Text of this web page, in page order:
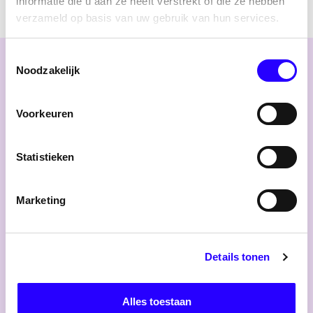
verzameld op basis van uw gebruik van hun services.
Noodzakelijk
Voorkeuren
Statistieken
Marketing
Details tonen
Alles toestaan
interessant
Regionieuws